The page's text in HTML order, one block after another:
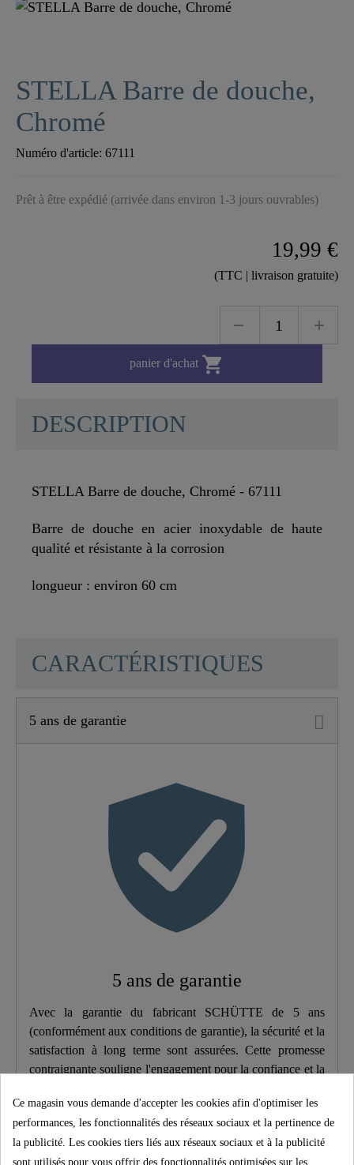
STELLA Barre de douche,
Chromé
Numéro d'article: 67111
Prêt à être expédié (arrivée dans environ 1-3 jours ouvrables)
19,99 €
(TTC | livraison gratuite)
panier d'achat 
DESCRIPTION
STELLA Barre de douche, Chromé - 67111
Barre de douche en acier inoxydable de haute
qualité et résistante à la corrosion
longueur : environ 60 cm
Matériau
Acier Inoxydable SUS
0,2 Kg
CARACTÉRISTIQUES
5 ans de garantie
5 ans de garantie
Avec la garantie du fabricant SCHÜTTE de 5 ans
(conformément aux conditions de garantie), la sécurité et la
satisfaction à long terme sont assurées. Cette promesse
contraignante souligne l'engagement pour la confiance et la
Ce magasin vous demande d'accepter les cookies afin d'optimiser les
performances, les fonctionnalités des réseaux sociaux et la pertinence de
la publicité. Les cookies tiers liés aux réseaux sociaux et à la publicité
sont utilisés pour vous offrir des fonctionnalités optimisées sur les